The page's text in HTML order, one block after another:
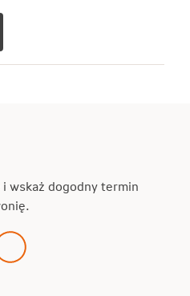
wskaż dogodny termin